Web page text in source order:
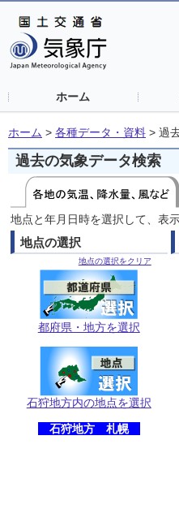
ホーム
ホーム > 各種データ・資料 > 過
過去の気象データ検索
地点と年月日時を選択して、表
地点の選択
地点の選択をクリア
都府県・地方を選択
石狩地方内の地点を選択
石狩地方 札幌